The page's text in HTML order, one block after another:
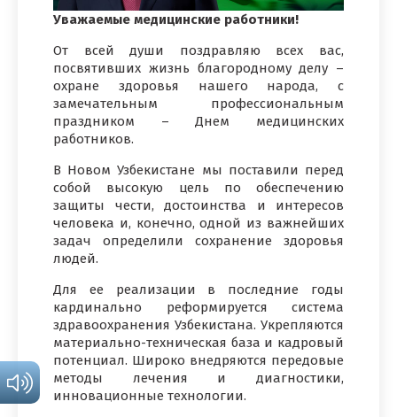
Уважаемые медицинские работники!
От всей души поздравляю всех вас,
посвятивших жизнь благородному делу –
охране здоровья нашего народа, с
замечательным профессиональным
праздником – Днем медицинских
работников.
В Новом Узбекистане мы поставили перед
собой высокую цель по обеспечению
защиты чести, достоинства и интересов
человека и, конечно, одной из важнейших
задач определили сохранение здоровья
людей.
Для ее реализации в последние годы
кардинально реформируется система
здравоохранения Узбекистана. Укрепляются
материально-техническая база и кадровый
потенциал. Широко внедряются передовые
методы лечения и диагностики,
инновационные технологии.